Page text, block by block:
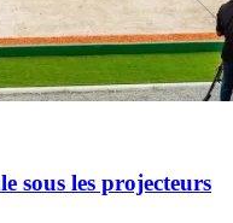
sous les projecteurs